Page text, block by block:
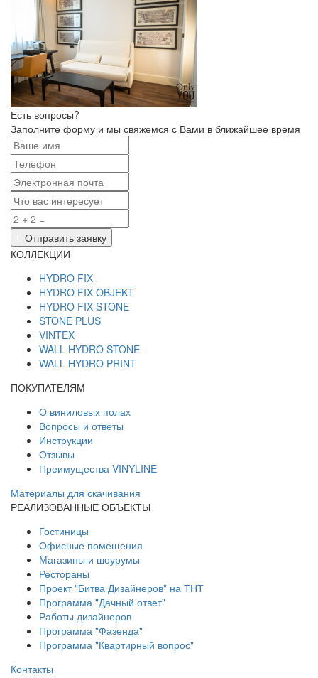
Есть вопросы?
Заполните форму и мы свяжемся с Вами в ближайшее время
Отправить заявку
КОЛЛЕКЦИИ
HYDRO FIX
HYDRO FIX OBJEKT
HYDRO FIX STONE
STONE PLUS
VINTEX
WALL HYDRO STONE
WALL HYDRO PRINT
ПОКУПАТЕЛЯМ
О виниловых полах
Вопросы и ответы
Инструкции
Отзывы
Преимущества VINYLINE
Материалы для скачивания
РЕАЛИЗОВАННЫЕ ОБЪЕКТЫ
Гостиницы
Офисные помещения
Магазины и шоурумы
Рестораны
Проект "Битва Дизайнеров" на ТНТ
Программа "Дачный ответ"
Работы дизайнеров
Программа "Фазенда"
Программа "Квартирный вопрос"
Контакты